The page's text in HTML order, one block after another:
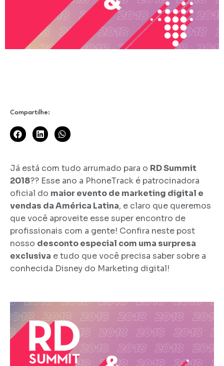
Compartilhe:
Já está com tudo arrumado para o RD Summit
2018?? Esse ano a PhoneTrack é patrocinadora
oficial do maior evento de marketing digital e
vendas da América Latina, e claro que queremos
que você aproveite esse super encontro de
profissionais com a gente! Confira neste post
nosso desconto especial com uma surpresa
exclusiva e tudo que você precisa saber sobre a
conhecida Disney do Marketing digital!